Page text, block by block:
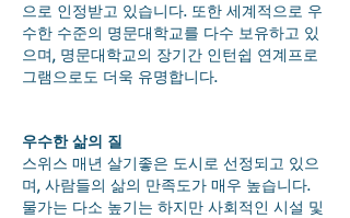
으로 인정받고 있습니다. 또한 세계적으로 우
수한 수준의 명문대학교를 다수 보유하고 있
으며, 명문대학교의 장기간 인턴쉽 연계프로
그램으로도 더욱 유명합니다.
우수한 삶의 질
스위스 매년 살기좋은 도시로 선정되고 있으
며, 사람들의 삶의 만족도가 매우 높습니다.
물가는 다소 높기는 하지만 사회적인 시설 및